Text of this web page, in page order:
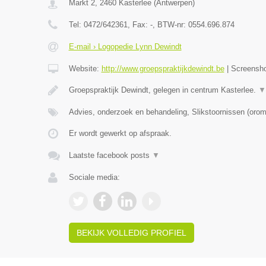
Markt 2, 2460 Kasterlee(Antwerpen)
Tel: 0472/642361, Fax: -, BTW-nr: 0554.696.874
E-mail › Logopedie Lynn Dewindt
Website: http://www.groepspraktijkdewindt.be|
Groepspraktijk Dewindt, gelegen in centrum Kasterlee. ▼
Advies, onderzoek en behandeling, Slikstoornissen
Er wordt gewerkt op afspraak.
Laatste facebook posts ▼
Sociale media:
BEKIJK VOLLEDIG PROFIEL